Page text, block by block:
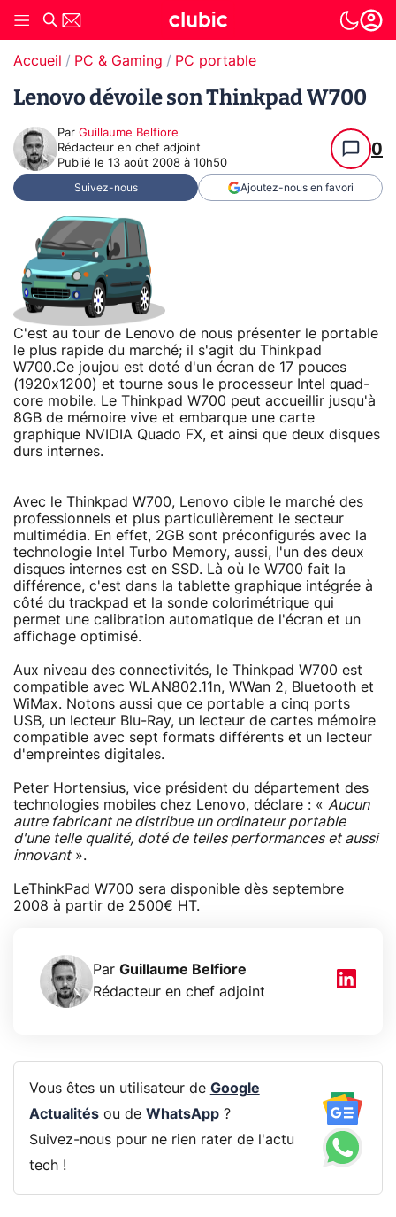
Accueil PC & Gaming PC portable
Lenovo dévoile son Thinkpad W700
Par Guillaume Belfiore
Rédacteur en chef adjoint
Publié le 13 août 2008 à 10h50
0
Suivez-nous Ajoutez-nous en favori
C'est au tour de Lenovo de nous présenter le portable
le plus rapide du marché; il s'agit du Thinkpad
W700.Ce joujou est doté d'un écran de 17 pouces
(1920x1200) et tourne sous le processeur Intel quad-
core mobile. Le Thinkpad W700 peut accueillir jusqu'à
8GB de mémoire vive et embarque une carte
graphique NVIDIA Quado FX, et ainsi que deux disques
durs internes.
Avec le Thinkpad W700, Lenovo cible le marché des
professionnels et plus particulièrement le secteur
multimédia. En effet, 2GB sont préconfigurés avec la
technologie Intel Turbo Memory, aussi, l'un des deux
disques internes est en SSD. Là où le W700 fait la
différence, c'est dans la tablette graphique intégrée à
côté du trackpad et la sonde colorimétrique qui
permet une calibration automatique de l'écran et un
affichage optimisé.
Aux niveau des connectivités, le Thinkpad W700 est
compatible avec WLAN802.11n, WWan 2, Bluetooth et
WiMax. Notons aussi que ce portable a cinq ports
USB, un lecteur Blu-Ray, un lecteur de cartes mémoire
compatible avec sept formats différents et un lecteur
d'empreintes digitales.
Peter Hortensius, vice président du département des
technologies mobiles chez Lenovo, déclare : « Aucun
autre fabricant ne distribue un ordinateur portable
d'une telle qualité, doté de telles performances et aussi
innovant».
LeThinkPad W700 sera disponible dès septembre
2008 à partir de 2500€ HT.
Par Guillaume Belfiore
Rédacteur en chef adjoint
Vous êtes un utilisateur de Google
Actualitésou de WhatsApp?
Suivez-nous pour ne rien rater de l'actu
tech !